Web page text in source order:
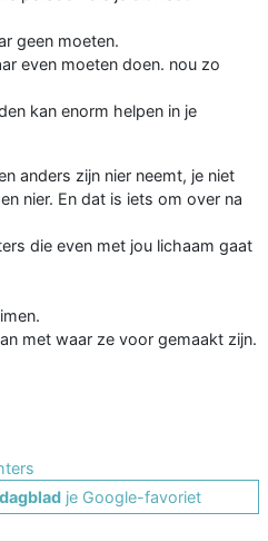
geen moeten.
even moeten doen. nou zo
kan enorm helpen in je
anders zijn nier neemt, je niet
nier. En dat is iets om over na
die even met jou lichaam gaat
met waar ze voor gemaakt zijn.
je Google-favoriet